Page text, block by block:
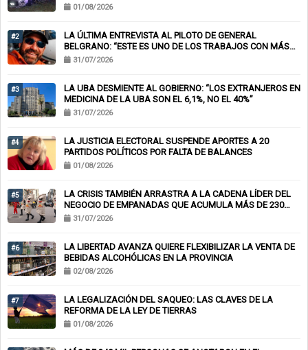
01/08/2026
#2
LA ÚLTIMA ENTREVISTA AL PILOTO DE GENERAL
BELGRANO: “ESTE ES UNO DE LOS TRABAJOS CON MÁS
RIESGO”
31/07/2026
#3
LA UBA DESMIENTE AL GOBIERNO: “LOS EXTRANJEROS EN
MEDICINA DE LA UBA SON EL 6,1%, NO EL 40%”
31/07/2026
#4
LA JUSTICIA ELECTORAL SUSPENDE APORTES A 20
PARTIDOS POLÍTICOS POR FALTA DE BALANCES
01/08/2026
#5
LA CRISIS TAMBIÉN ARRASTRA A LA CADENA LÍDER DEL
NEGOCIO DE EMPANADAS QUE ACUMULA MÁS DE 230
CHEQUES RECHAZADOS Y PONE EN RIESGO CIENTOS DE
31/07/2026
#6
LA LIBERTAD AVANZA QUIERE FLEXIBILIZAR LA VENTA DE
BEBIDAS ALCOHÓLICAS EN LA PROVINCIA
02/08/2026
#7
LA LEGALIZACIÓN DEL SAQUEO: LAS CLAVES DE LA
REFORMA DE LA LEY DE TIERRAS
01/08/2026